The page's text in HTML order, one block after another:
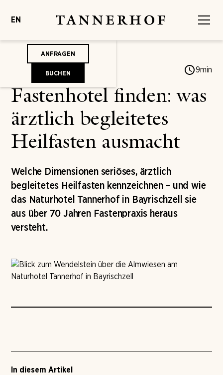
EN
ANFRAGEN
BUCHEN
Jonas von Mengershausen 9min
Fastenhotel finden: was
ärztlich begleitetes
Heilfasten ausmacht
Welche Dimensionen seriöses, ärztlich
begleitetes Heilfasten kennzeichnen – und wie
das Naturhotel Tannerhof in Bayrischzell sie
aus über 70 Jahren Fastenpraxis heraus
versteht.
In diesem Artikel